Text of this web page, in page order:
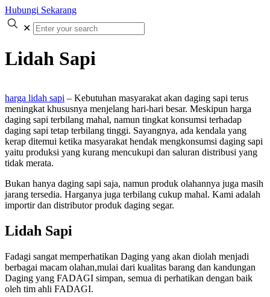
Hubungi Sekarang
✕
Lidah Sapi
harga lidah sapi – Kebutuhan masyarakat akan daging sapi terus
meningkat khususnya menjelang hari-hari besar. Meskipun harga
daging sapi terbilang mahal, namun tingkat konsumsi terhadap
daging sapi tetap terbilang tinggi. Sayangnya, ada kendala yang
kerap ditemui ketika masyarakat hendak mengkonsumsi daging sapi
yaitu produksi yang kurang mencukupi dan saluran distribusi yang
tidak merata.
Bukan hanya daging sapi saja, namun produk olahannya juga masih
jarang tersedia. Harganya juga terbilang cukup mahal. Kami adalah
importir dan distributor produk daging segar.
Lidah Sapi
Fadagi sangat memperhatikan Daging yang akan diolah menjadi
berbagai macam olahan,mulai dari kualitas barang dan kandungan
Daging yang FADAGI simpan, semua di perhatikan dengan baik
oleh tim ahli FADAGI.